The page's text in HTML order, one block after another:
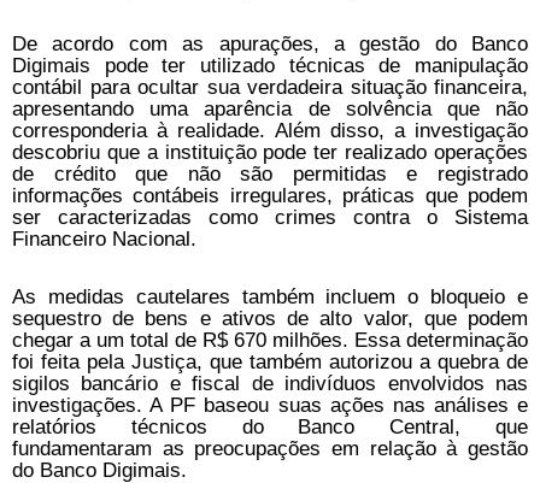
De acordo com as apurações, a gestão do Banco
Digimais pode ter utilizado técnicas de manipulação
contábil para ocultar sua verdadeira situação financeira,
apresentando uma aparência de solvência que não
corresponderia à realidade. Além disso, a investigação
descobriu que a instituição pode ter realizado operações
de crédito que não são permitidas e registrado
informações contábeis irregulares, práticas que podem
ser caracterizadas como crimes contra o Sistema
Financeiro Nacional.
As medidas cautelares também incluem o bloqueio e
sequestro de bens e ativos de alto valor, que podem
chegar a um total de R$ 670 milhões. Essa determinação
foi feita pela Justiça, que também autorizou a quebra de
sigilos bancário e fiscal de indivíduos envolvidos nas
investigações. A PF baseou suas ações nas análises e
relatórios técnicos do Banco Central, que
fundamentaram as preocupações em relação à gestão
do Banco Digimais.